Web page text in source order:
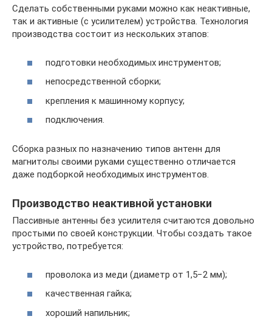
Сделать собственными руками можно как неактивные,
так и активные (с усилителем) устройства. Технология
производства состоит из нескольких этапов:
подготовки необходимых инструментов;
непосредственной сборки;
крепления к машинному корпусу;
подключения.
Сборка разных по назначению типов антенн для
магнитолы своими руками существенно отличается
даже подборкой необходимых инструментов.
Производство неактивной установки
Пассивные антенны без усилителя считаются довольно
простыми по своей конструкции. Чтобы создать такое
устройство, потребуется:
проволока из меди (диаметр от 1,5−2 мм);
качественная гайка;
хороший напильник;